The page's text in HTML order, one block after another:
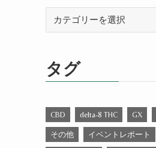
ー
タグ
CBD delta-8 THC GX
その他 イベントレポート